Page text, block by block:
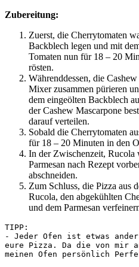
Zubereitung:
Zuerst, die Cherrytomaten
Backblech legen und mit
Tomaten nun für 18 – 20
rösten.
Währenddessen, die
Mixer zusammen pürieren
dem eingeölten Backblech
der Cashew Mascarpone
darauf verteilen.
Sobald die Cherrytomaten
für 18 – 20 Minuten in den
In der Zwischenzeit, Rucola
Parmesan nach Rezept
abschneiden.
Zum Schluss, die Pizza aus
Rucola, den abgekühlten
und dem Parmesan
TIPP:
- Jeder Ofen ist etwas
eure Pizza. Da die von mir